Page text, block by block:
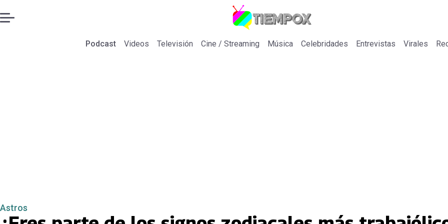
Podcast Videos Televisión Cine / Streaming Música Celebridades Entrevistas Virales
Astros